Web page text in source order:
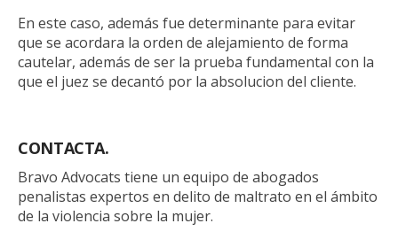
En este caso, además fue determinante para evitar
que se acordara la orden de alejamiento de forma
cautelar, además de ser la prueba fundamental con la
que el juez se decantó por la absolucion del cliente.
CONTACTA.
Bravo Advocats tiene un equipo de abogados
penalistas expertos en delito de maltrato en el ámbito
de la violencia sobre la mujer.